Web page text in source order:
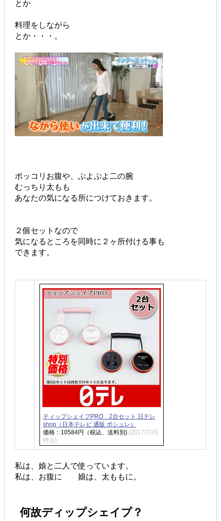
とか
料理をしながら
とか・・・。
ポッコリお腹や、ぷよぷよ二の腕
むっちり太もも
あなたの気になる所につけておきます。
２個セットなので
気になるところを同時に２ヶ所付ける事も
できます。
ティップシェイプPRO 2台セット 日テレ
shop（日本テレビ 通販 ポシュレ）
価格：10584円（税込、送料別) (2017/7/20
時点)
私は、娘と二人で使っています。
私は、お腹に 娘は、太ももに。
何故ディップシェイプ？